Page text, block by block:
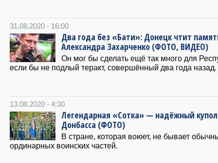
31.08.2020 - 16:00
Два года без «Бати»: Донецк чтит
Александра Захарченко (ФОТО, ВИДЕО)
Он мог бы сделать ещё так много для
если бы не подлый теракт, совершённый два года назад.
13.08.2020 - 4:30
Легендарная «Сотка» — надёжный купол
Донбасса (ФОТО)
В стране, которая воюет, не бывает
ординарных воинских частей.